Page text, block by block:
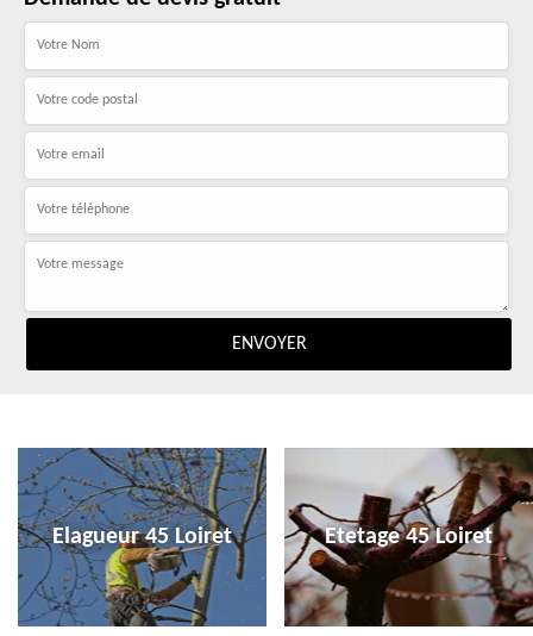
Elagueur 45 Loiret Etetage 45 Loiret